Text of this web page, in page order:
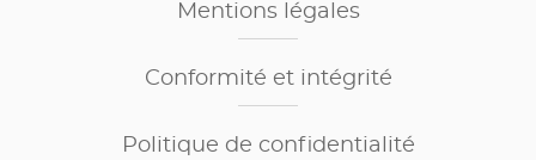
Mentions légales
Conformité et intégrité
Politique de confidentialité